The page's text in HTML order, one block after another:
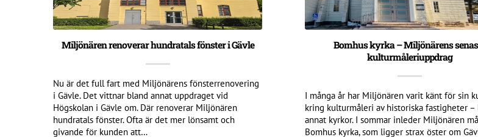
Miljönären renoverar hundratals fönster i Gävle
Nu är det full fart med Miljönärens fönsterrenovering
i Gävle. Det vittnar bland annat uppdraget vid
Högskolan i Gävle om. Där renoverar Miljönären
hundratals fönster. Ofta är det mer lönsamt och
givande för kunden att…
Bomhus kyrka – Miljönärens
kulturmåleriuppdrag
I många år har Miljönären varit känt för sin
kring kulturmåleri av historiska fastigheter –
annat kyrkor. I sommar inleder Miljönären
Bomhus kyrka, som ligger strax öster om